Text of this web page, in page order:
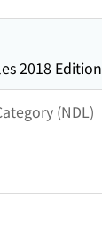
2018 Edition
(NDL)